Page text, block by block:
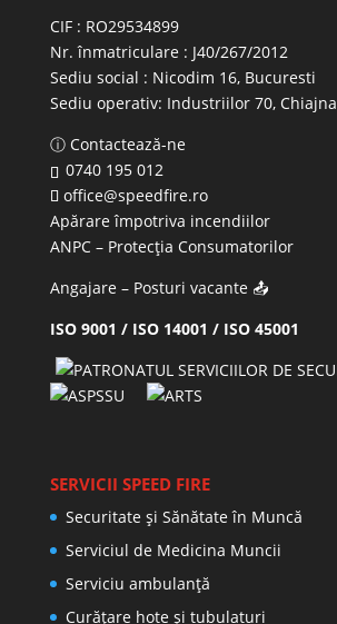
CIF : RO29534899
Nr. înmatriculare : J40/267/2012
Sediu social : Nicodim 16, Bucuresti
Sediu operativ: Industriilor 70, Chiajna
ⓘ Contactează-ne
0740 195 012
office@speedfire.ro
Apărare împotriva incendiilor
ANPC– Protecția Consumatorilor
Angajare – Posturi vacante📤
ISO 9001 / ISO 14001 / ISO 45001
SERVICII SPEED FIRE
Securitate și Sănătate în Muncă
Serviciul de Medicina Muncii
Serviciu ambulanță
Curățare hote și tubulaturi